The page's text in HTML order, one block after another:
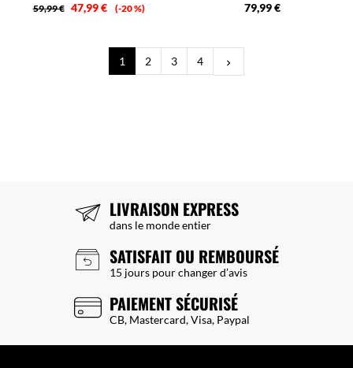
59,99 € 47,99 € -20 % 79,99 €
1 2 3 4 keyboard_arrow_right
LIVRAISON EXPRESS
dans le monde entier
SATISFAIT OU REMBOURSÉ
15 jours pour changer d’avis
PAIEMENT SÉCURISÉ
CB, Mastercard, Visa, Paypal